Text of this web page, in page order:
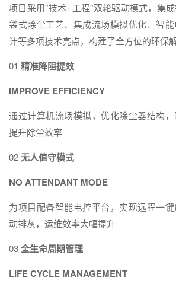
项目采用"技术+工程"双轮驱动模式，集
袋式除尘工艺、集成流场模拟优化、智
计等多项技术亮点，构建了全方位的环保解
01 精准降阻提效
IMPROVE EFFICIENCY
通过计算机流场模拟，优化除尘器结构
提升除尘效率
02无人值守模式
NO ATTENDANT MODE
为项目配备智能电控平台，实现远程一
动排灰，运维效率大幅提升
03全生命周期管理
LIFE CYCLE MANAGEMENT